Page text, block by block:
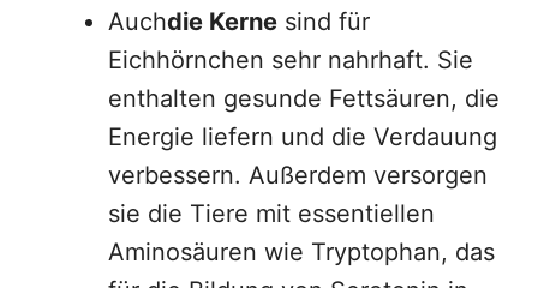
Auchdie Kerne sind für
Eichhörnchen sehr nahrhaft. Sie
enthalten gesunde Fettsäuren, die
Energie liefern und die Verdauung
verbessern. Außerdem versorgen
sie die Tiere mit essentiellen
Aminosäuren wie Tryptophan, das